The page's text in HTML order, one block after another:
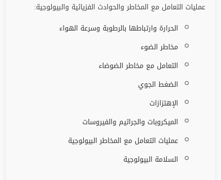
عمليات التعامل مع المخاطر والحوادث الفزيائية والبيولوجية:
الحرارة وارتباطها بالرطوبة وسرعة الهواء
مخاطر الضوء
التعامل مع مخاطر الضوضاء
الضغط الجوي
الإهتزازات
الميكروبات والجراثيم والفيروسات
عمليات التعامل مع المخاطر البيولوجية
السلامة البيولوجية